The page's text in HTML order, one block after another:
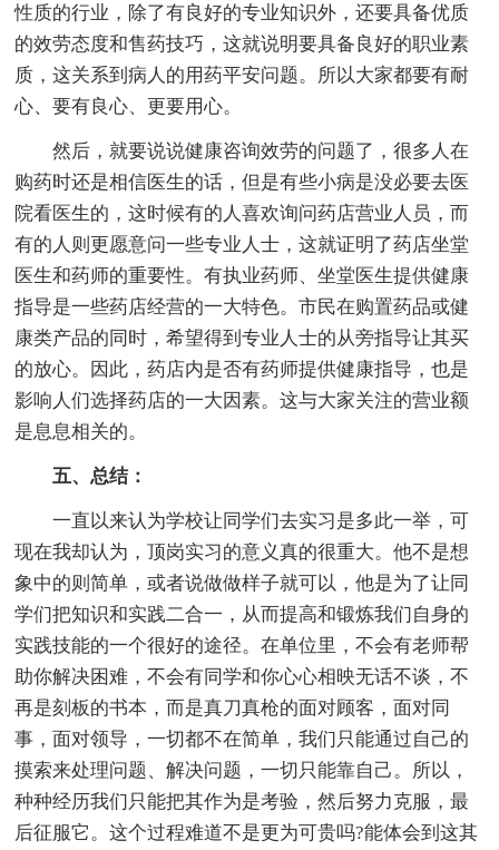
性质的行业，除了有良好的专业知识外，还要具备优质
的效劳态度和售药技巧，这就说明要具备良好的职业素
质，这关系到病人的用药平安问题。所以大家都要有耐
心、要有良心、更要用心。
然后，就要说说健康咨询效劳的问题了，很多人在
购药时还是相信医生的话，但是有些小病是没必要去医
院看医生的，这时候有的人喜欢询问药店营业人员，而
有的人则更愿意问一些专业人士，这就证明了药店坐堂
医生和药师的重要性。有执业药师、坐堂医生提供健康
指导是一些药店经营的一大特色。市民在购置药品或健
康类产品的同时，希望得到专业人士的从旁指导让其买
的放心。因此，药店内是否有药师提供健康指导，也是
影响人们选择药店的一大因素。这与大家关注的营业额
是息息相关的。
五、总结：
一直以来认为学校让同学们去实习是多此一举，可
现在我却认为，顶岗实习的意义真的很重大。他不是想
象中的则简单，或者说做做样子就可以，他是为了让同
学们把知识和实践二合一，从而提高和锻炼我们自身的
实践技能的一个很好的途径。在单位里，不会有老师帮
助你解决困难，不会有同学和你心心相映无话不谈，不
再是刻板的书本，而是真刀真枪的面对顾客，面对同
事，面对领导，一切都不在简单，我们只能通过自己的
摸索来处理问题、解决问题，一切只能靠自己。所以，
种种经历我们只能把其作为是考验，然后努力克服，最
后征服它。这个过程难道不是更为可贵吗?能体会到这其